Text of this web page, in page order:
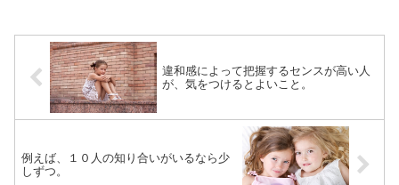
違和感によって把握するセンスが高い人
が、気をつけるとよいこと。
例えば、１０人の知り合いがいるなら少
しずつ。